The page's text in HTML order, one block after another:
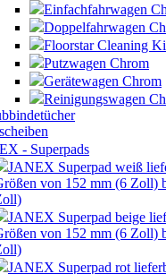
Einfachfahrwagen
Doppelfahrwagen
Floorstar Cleaning
Putzwagen Chrom
Gerätewagen Chrom
Reinigungswagen
- Superpads
JANEX Superpad weiß
von 152 mm (6 Zoll)
JANEX Superpad beige
von 152 mm (6 Zoll)
JANEX Superpad rot